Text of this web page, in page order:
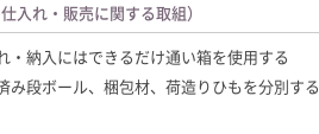
仕入れ・販売に関する取組）
・納入にはできるだけ通い箱を使用する
み段ボール、梱包材、荷造りひもを分別する